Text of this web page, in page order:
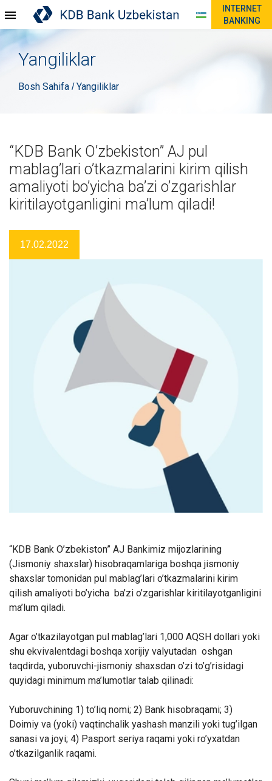
INTERNET
BANKING
Yangiliklar
Bosh Sahifa /Yangiliklar
“KDB Bank O’zbekiston” AJ pul
mablag’lari o’tkazmalarini kirim qilish
amaliyoti bo’yicha ba’zi o’zgarishlar
kiritilayotganligini ma’lum qiladi!
17.02.2022
“KDB Bank O’zbekiston” AJ Bankimiz mijozlarining
(Jismoniy shaxslar) hisobraqamlariga boshqa jismoniy
shaxslar tomonidan pul mablag’lari o’tkazmalarini kirim
qilish amaliyoti bo’yicha ba’zi o’zgarishlar kiritilayotganligini
ma’lum qiladi.
Agar o’tkazilayotgan pul mablag’lari 1,000 AQSH dollari yoki
shu ekvivalentdagi boshqa xorijiy valyutadan oshgan
taqdirda, yuboruvchi-jismoniy shaxsdan o’zi to’g’risidagi
quyidagi minimum ma’lumotlar talab qilinadi:
Yuboruvchining 1) to’liq nomi; 2) Bank hisobraqami; 3)
Doimiy va (yoki) vaqtinchalik yashash manzili yoki tug’ilgan
sanasi va joyi; 4) Pasport seriya raqami yoki ro’yxatdan
o’tkazilganlik raqami.